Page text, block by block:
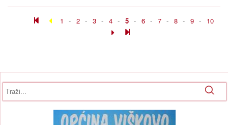
1 - 2 - 3 - 4 - 5 - 6 - 7 - 8 - 9 - 10